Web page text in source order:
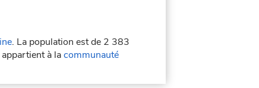
. La population est de 2 383
à lacommunauté